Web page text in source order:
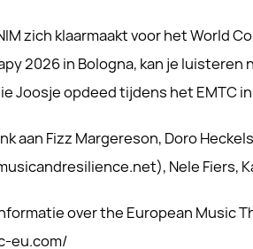
zich klaarmaakt voor het World
2026 in Bologna, kan je luisteren
Joosje opdeed tijdens het EMTC
aan Fizz Margereson, Doro
Nele Fiers,
over the European Music
eu.com/